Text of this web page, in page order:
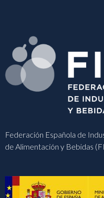
Federación Española de
de Alimentación y Bebidas